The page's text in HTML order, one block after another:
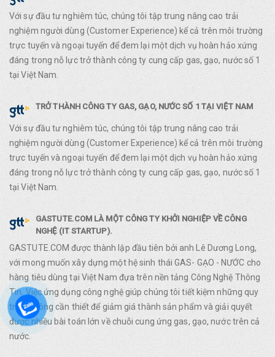
Với sự đầu tư nghiêm túc, chúng tôi tập trung nâng cao trải
nghiệm người dùng (Customer Experience) kể cả trên môi trường
trực tuyến và ngoại tuyến để đem lại một dịch vụ hoàn hảo xứng
đáng trong nỗ lực trở thành công ty cung cấp gas, gạo, nước số 1
tại Việt Nam.
TRỞ THÀNH CÔNG TY GAS, GẠO, NƯỚC SỐ 1 TẠI VIỆT NAM
Với sự đầu tư nghiêm túc, chúng tôi tập trung nâng cao trải
nghiệm người dùng (Customer Experience) kể cả trên môi trường
trực tuyến và ngoại tuyến để đem lại một dịch vụ hoàn hảo xứng
đáng trong nỗ lực trở thành công ty cung cấp gas, gạo, nước số 1
tại Việt Nam.
GASTUTE.COM LÀ MỘT CÔNG TY KHỞI NGHIỆP VỀ CÔNG
NGHỆ (IT STARTUP).
GASTUTE.COM được thành lập đầu tiên bởi anh Lê Dương Long,
với mong muốn xây dựng một hệ sinh thái GAS- GẠO - NƯỚC cho
hàng tiêu dùng tại Việt Nam đựa trên nền tảng Công Nghệ Thông
Tin. Việc ứng dụng công nghệ giúp chúng tôi tiết kiệm những quy
trình không cần thiết để giảm giá thành sản phẩm và giải quyết
được nhiều bài toán lớn về chuỗi cung ứng gas, gạo, nước trên cả
nước.